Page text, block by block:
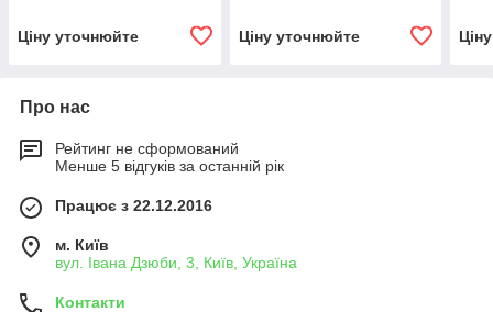
Ціну уточнюйте
Ціну уточнюйте
Про нас
Рейтинг не сформований
Менше 5 відгуків за останній рік
Працює з 22.12.2016
м. Київ
вул. Івана Дзюби, 3, Київ, Україна
Контакти